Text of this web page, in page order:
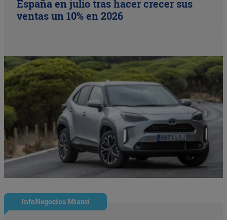
España en julio tras hacer crecer sus
ventas un 10% en 2026
InfoNegocios Miami